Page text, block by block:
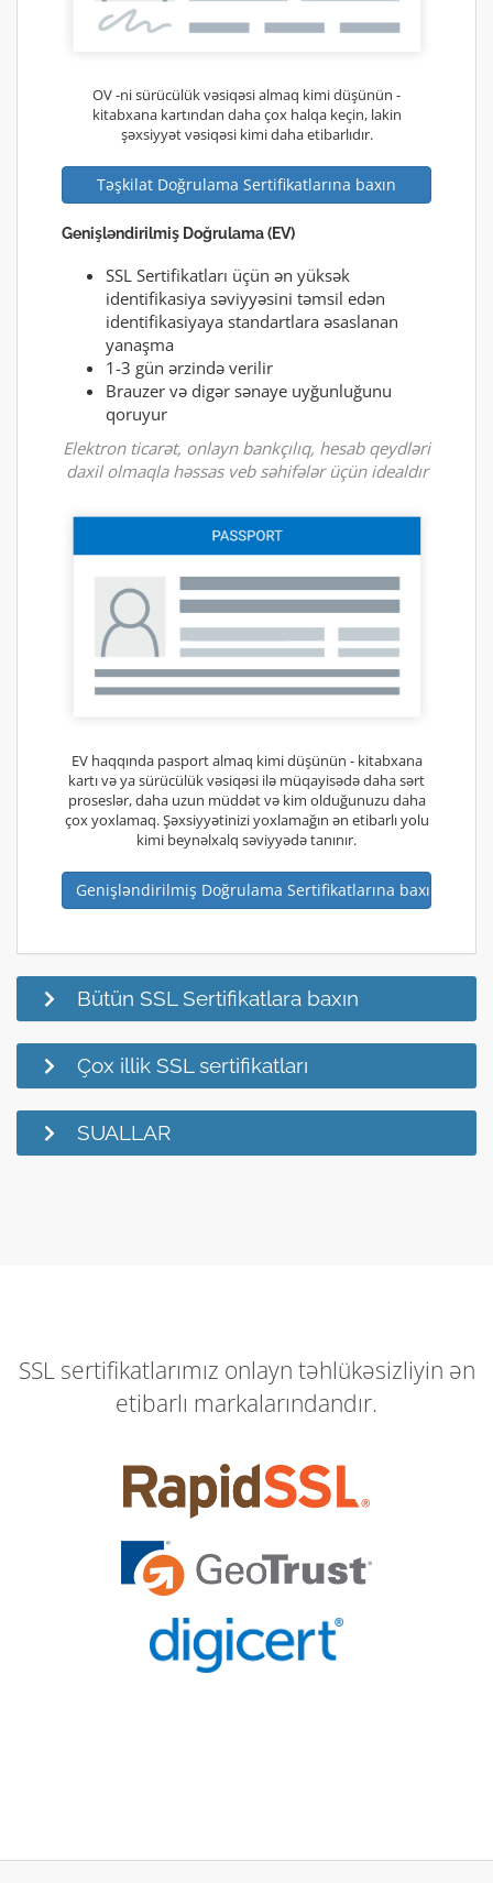
OV -ni sürücülük vəsiqəsi almaq kimi düşünün -
kitabxana kartından daha çox halqa keçin, lakin
şəxsiyyət vəsiqəsi kimi daha etibarlıdır.
Təşkilat Doğrulama Sertifikatlarına baxın
Genişləndirilmiş Doğrulama (EV)
SSL Sertifikatları üçün ən yüksək
identifikasiya səviyyəsini təmsil edən
identifikasiyaya standartlara əsaslanan
yanaşma
1-3 gün ərzində verilir
Brauzer və digər sənaye uyğunluğunu
qoruyur
Elektron ticarət, onlayn bankçılıq, hesab qeydləri
daxil olmaqla həssas veb səhifələr üçün idealdır
EV haqqında pasport almaq kimi düşünün - kitabxana
kartı və ya sürücülük vəsiqəsi ilə müqayisədə daha sərt
proseslər, daha uzun müddət və kim olduğunuzu daha
çox yoxlamaq. Şəxsiyyətinizi yoxlamağın ən etibarlı yolu
kimi beynəlxalq səviyyədə tanınır.
Genişləndirilmiş Doğrulama Sertifikatlarına baxın
Bütün SSL Sertifikatlara baxın
Çox illik SSL sertifikatları
SUALLAR
SSL sertifikatlarımız onlayn təhlükəsizliyin ən
etibarlı markalarındandır.